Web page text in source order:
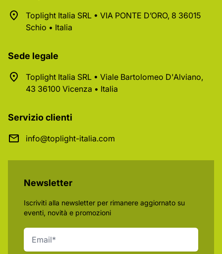
Toplight Italia SRL • VIA PONTE D’ORO, 8 36015
Schio • Italia
Sede legale
Toplight Italia SRL • Viale Bartolomeo D'Alviano,
43 36100 Vicenza • Italia
Servizio clienti
info@toplight-italia.com
Newsletter
Iscriviti alla newsletter per rimanere aggiornato su
eventi, novità e promozioni